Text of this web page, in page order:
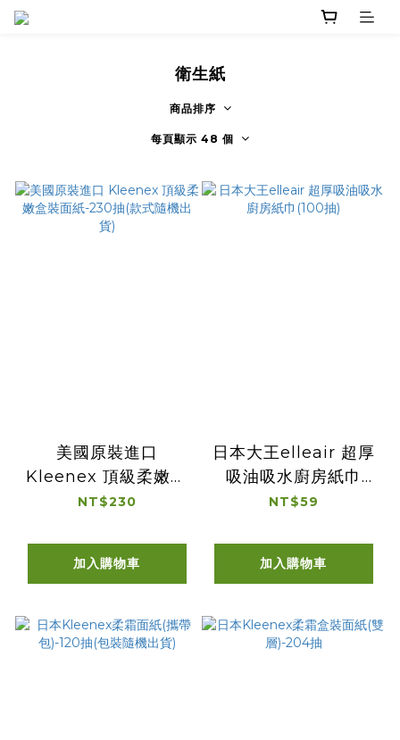
衛生紙
商品排序
每頁顯示 48 個
美國原裝進口
Kleenex 頂級柔嫩盒
裝面紙-230抽(款式隨
NT$230
加入購物車
日本大王elleair 超厚
吸油吸水廚房紙巾
(100抽)
NT$59
加入購物車